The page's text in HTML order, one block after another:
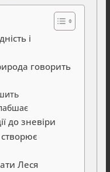
і
говорить
до зневіри
Леся